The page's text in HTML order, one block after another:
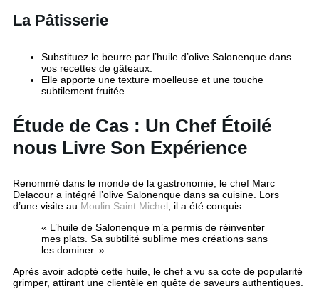
La Pâtisserie
Substituez le beurre par l’huile d’olive Salonenque dans
vos recettes de gâteaux.
Elle apporte une texture moelleuse et une touche
subtilement fruitée.
Étude de Cas : Un Chef Étoilé
nous Livre Son Expérience
Renommé dans le monde de la gastronomie, le chef Marc
Delacour a intégré l’olive Salonenque dans sa cuisine. Lors
d’une visite au Moulin Saint Michel , il a été conquis :
« L’huile de Salonenque m’a permis de réinventer
mes plats. Sa subtilité sublime mes créations sans
les dominer. »
Après avoir adopté cette huile, le chef a vu sa cote de popularité
grimper, attirant une clientèle en quête de saveurs authentiques.